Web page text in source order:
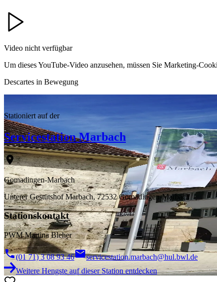
Video nicht verfügbar
Um dieses YouTube-Video anzusehen, müssen Sie Marketing-
Descartes in Bewegung
Stationiert auf der
Servicestation Marbach
Gomadingen-Marbach
Unterer Gestütshof Marbach, 72532 Gomadingen-Marbach
Stationskontakt
PWM Martina Bleher
(01 71) 3 08 93 46
servicestation.marbach@hul.bwl.de
Weitere Hengste auf dieser Station entdecken